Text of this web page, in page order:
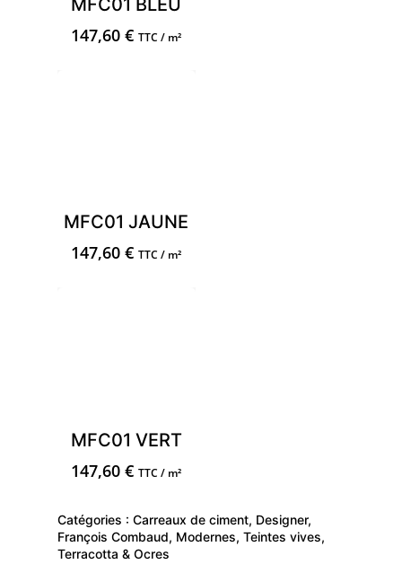
147,60€ TTC / m²
MFC01 JAUNE
147,60€ TTC / m²
MFC01 VERT
147,60€ TTC / m²
Catégories : Carreaux de ciment, Designer,
François Combaud, Modernes, Teintes vives,
Terracotta & Ocres